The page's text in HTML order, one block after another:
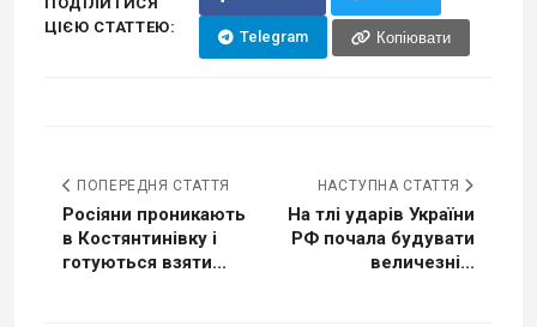
ЦІЄЮ СТАТТЕЮ:
Telegram Копіювати
ПОПЕРЕДНЯ СТАТТЯ
Росіяни проникають
в Костянтинівку і
готуються взяти...
НАСТУПНА СТАТТЯ
На тлі ударів України
РФ почала будувати
величезні...